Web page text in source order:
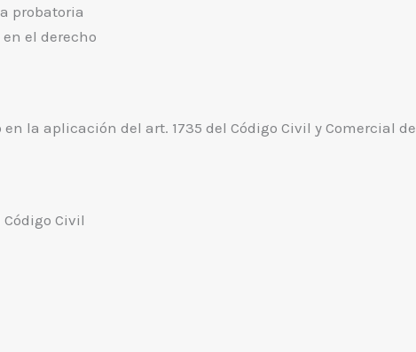
probatoria
el derecho
la aplicación del art. 1735 del Código Civil y Comercial de
Civil